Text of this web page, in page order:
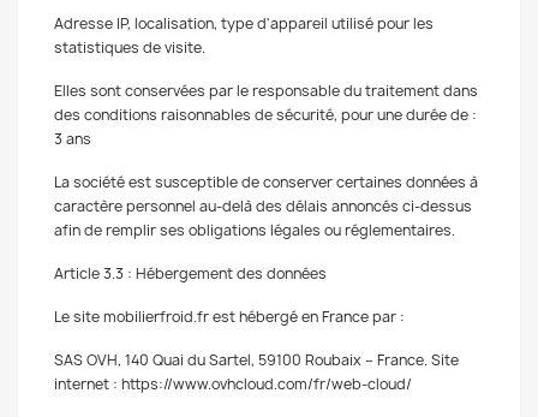
Adresse IP, localisation, type d'appareil utilisé pour les
statistiques de visite.
Elles sont conservées par le responsable du traitement dans
des conditions raisonnables de sécurité, pour une durée de :
3 ans
La société est susceptible de conserver certaines données à
caractère personnel au-delà des délais annoncés ci-dessus
afin de remplir ses obligations légales ou réglementaires.
Article 3.3 : Hébergement des données
Le site mobilierfroid.fr est hébergé en France par :
SAS OVH, 140 Quai du Sartel, 59100 Roubaix – France. Site
internet : https://www.ovhcloud.com/fr/web-cloud/